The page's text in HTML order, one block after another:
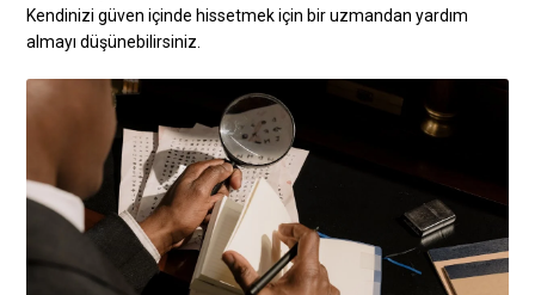
Kendinizi güven içinde hissetmek için bir uzmandan yardım
almayı düşünebilirsiniz.